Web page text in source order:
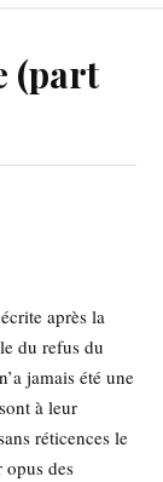
(part
après la
du refus du
jamais été une
à leur
réticences le
des